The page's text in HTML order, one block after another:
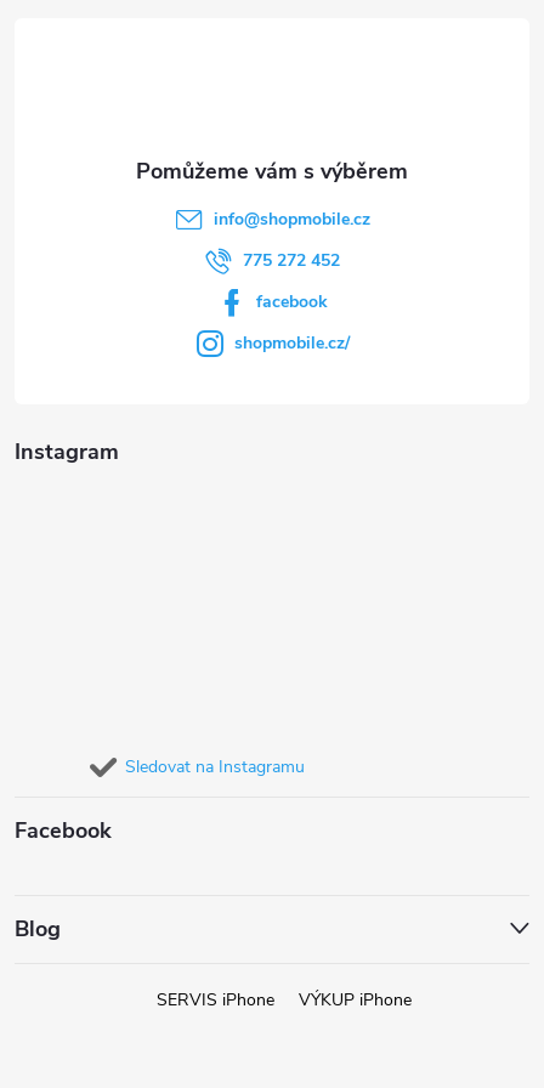
info@shopmobile.cz
775 272 452
facebook
shopmobile.cz/
Instagram
Sledovat na Instagramu
Facebook
Blog
SERVIS iPhone VÝKUP iPhone